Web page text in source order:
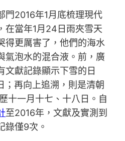
門2016年1月底梳理現代
在當年1月24日雨夾雪天
得更厲害了，他們的海水
氣泡水的混合液。前，廣
文獻記錄顯示下雪的日
；再向上追溯，則是清朝
十一月十七、十八日。自
至2016年，文獻及實測到
錄僅9次。